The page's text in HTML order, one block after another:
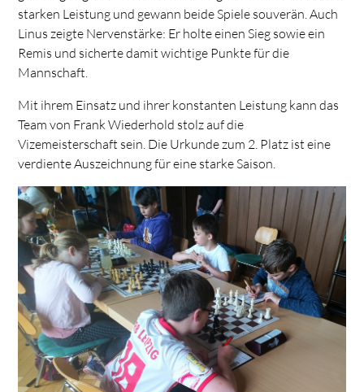
starken Leistung und gewann beide Spiele souverän. Auch
Linus zeigte Nervenstärke: Er holte einen Sieg sowie ein
Remis und sicherte damit wichtige Punkte für die
Mannschaft.
Mit ihrem Einsatz und ihrer konstanten Leistung kann das
Team von Frank Wiederhold stolz auf die
Vizemeisterschaft sein. Die Urkunde zum 2. Platz ist eine
verdiente Auszeichnung für eine starke Saison.